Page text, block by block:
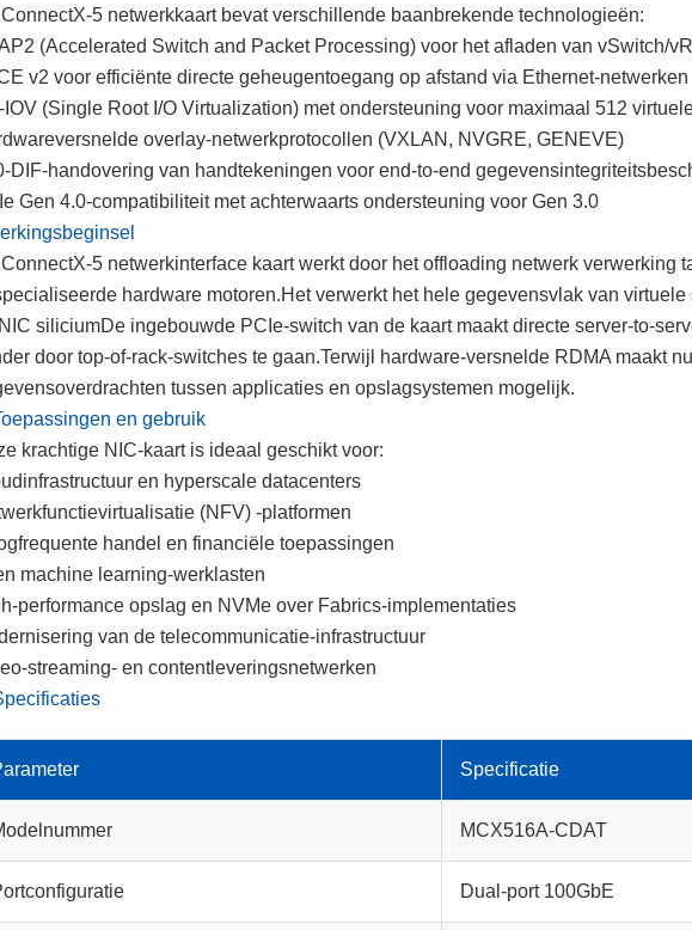
5 netwerkkaart bevat verschillende baanbrekende technologieën:
(Accelerated Switch and Packet Processing) voor het afladen van vSwitch/
v2 voor efficiënte directe geheugentoegang op afstand via Ethernet-netwerken
IOV (Single Root I/O Virtualization) met ondersteuning voor maximaal 512
overlay-netwerkprotocollen (VXLAN, NVGRE, GENEVE)
DIF-handovering van handtekeningen voor end-to-end
Gen 4.0-compatibiliteit met achterwaarts ondersteuning voor Gen 3.0
5 netwerkinterface kaart werkt door het offloading netwerk verwerking
hardware motoren.Het verwerkt het hele gegevensvlak van
siliciumDe ingebouwde PCIe-switch van de kaart maakt directe server-to-
door top-of-rack-switches te gaan.Terwijl hardware-versnelde RDMA maakt
tussen applicaties en opslagsystemen mogelijk.
en gebruik
krachtige NIC-kaart is ideaal geschikt voor:
en hyperscale datacenters
(NFV) -platformen
handel en financiële toepassingen
machine learning-werklasten
performance opslag en NVMe over Fabrics-implementaties
van de telecommunicatie-infrastructuur
streaming- en contentleveringsnetwerken
Specificatie
MCX516A-CDAT
Dual-port 100GbE